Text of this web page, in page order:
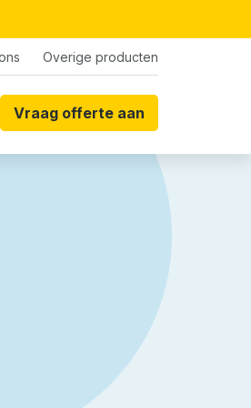
Overige producten
Vraag offerte aan